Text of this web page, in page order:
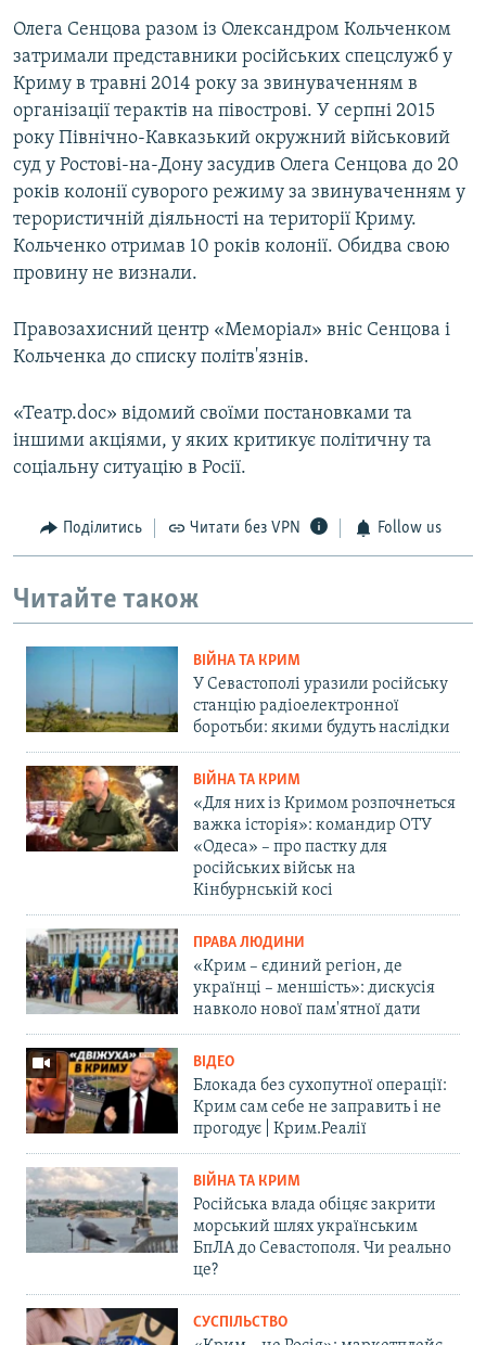
Олега Сенцова разом із Олександром Кольченком
затримали представники російських спецслужб у
Криму в травні 2014 року за звинуваченням в
організації терактів на півострові. У серпні 2015
року Північно-Кавказький окружний військовий
суд у Ростові-на-Дону засудив Олега Сенцова до 20
років колонії суворого режиму за звинуваченням у
терористичній діяльності на території Криму.
Кольченко отримав 10 років колонії. Обидва свою
провину не визнали.
Правозахисний центр «Меморіал» вніс Сенцова і
Кольченка до списку політв'язнів.
«Театр.doc» відомий своїми постановками та
іншими акціями, у яких критикує політичну та
соціальну ситуацію в Росії.
Поділитись Читати без VPN Follow us
Читайте також
ВІЙНА ТА КРИМ
У Севастополі уразили російську
станцію радіоелектронної
боротьби: якими будуть наслідки
ВІЙНА ТА КРИМ
«Для них із Кримом розпочнеться
важка історія»: командир ОТУ
«Одеса» – про пастку для
російських військ на
Кінбурнській косі
ПРАВА ЛЮДИНИ
«Крим – єдиний регіон, де
українці – меншість»: дискусія
навколо нової пам'ятної дати
ВІДЕО
Блокада без сухопутної операції:
Крим сам себе не заправить і не
прогодує | Крим.Реалії
ВІЙНА ТА КРИМ
Російська влада обіцяє закрити
морський шлях українським
БпЛА до Севастополя. Чи реально
це?
СУСПІЛЬСТВО